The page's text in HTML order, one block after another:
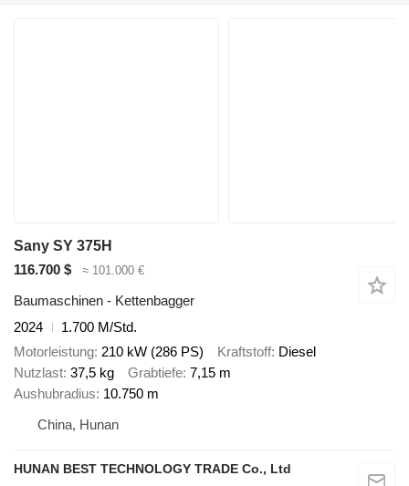
Sany SY 375H
116.700 $
≈ 101.000 €
Baumaschinen - Kettenbagger
2024
1.700 M/Std.
Motorleistung 210 kW (286 PS) Kraftstoff Diesel
Nutzlast 37,5 kg Grabtiefe 7,15 m
Aushubradius 10.750 m
China, Hunan
HUNAN BEST TECHNOLOGY TRADE Co., Ltd